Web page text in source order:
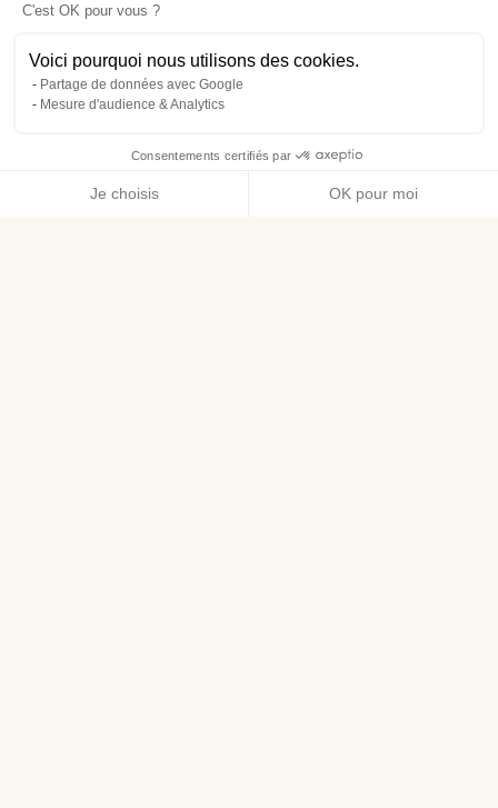
C'est OK pour vous ?
Voici pourquoi nous utilisons des cookies.
Partage de données avec Google
Mesure d'audience & Analytics
Consentements certifiés par
Je choisis OK pour moi